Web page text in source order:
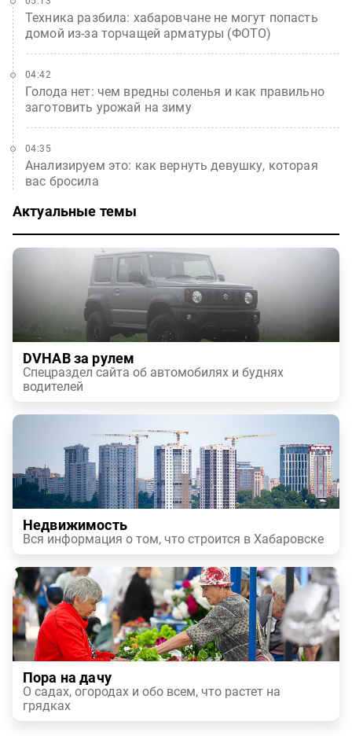
Техника разбила: хабаровчане не могут попасть
домой из-за торчащей арматуры (ФОТО)
Голода нет: чем вредны соленья и как правильно
заготовить урожай на зиму
04:42
Анализируем это: как вернуть девушку, которая
вас бросила
04:35
Актуальные темы
DVHAB за рулем
Спецраздел сайта об автомобилях и буднях
водителей
Недвижимость
Вся информация о том, что строится в Хабаровске
Пора на дачу
О садах, огородах и обо всем, что растет на
грядках